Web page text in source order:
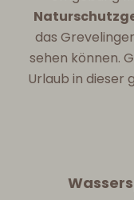
das
sehen können.
Urlaub in dieser